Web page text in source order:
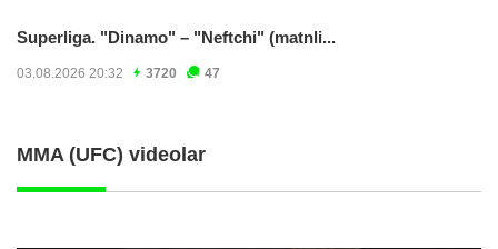
Superliga. "Dinamo" – "Neftchi" (matnli...
03.08.2026 20:32 3720 47
MMA (UFC) videolar